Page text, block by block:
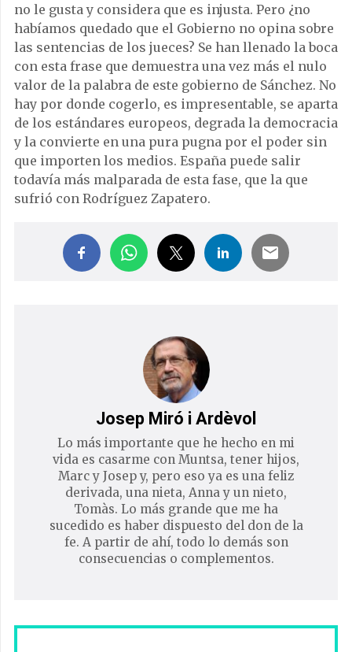
no le gusta y considera que es injusta. Pero ¿no
habíamos quedado que el Gobierno no opina sobre
las sentencias de los jueces? Se han llenado la boca
con esta frase que demuestra una vez más el nulo
valor de la palabra de este gobierno de Sánchez. No
hay por donde cogerlo, es impresentable, se aparta
de los estándares europeos, degrada la democracia
y la convierte en una pura pugna por el poder sin
que importen los medios. España puede salir
todavía más malparada de esta fase, que la que
sufrió con Rodríguez Zapatero.
Josep Miró i Ardèvol
Lo más importante que he hecho en mi
vida es casarme con Muntsa, tener hijos,
Marc y Josep y, pero eso ya es una feliz
derivada, una nieta, Anna y un nieto,
Tomàs. Lo más grande que me ha
sucedido es haber dispuesto del don de la
fe. A partir de ahí, todo lo demás son
consecuencias o complementos.